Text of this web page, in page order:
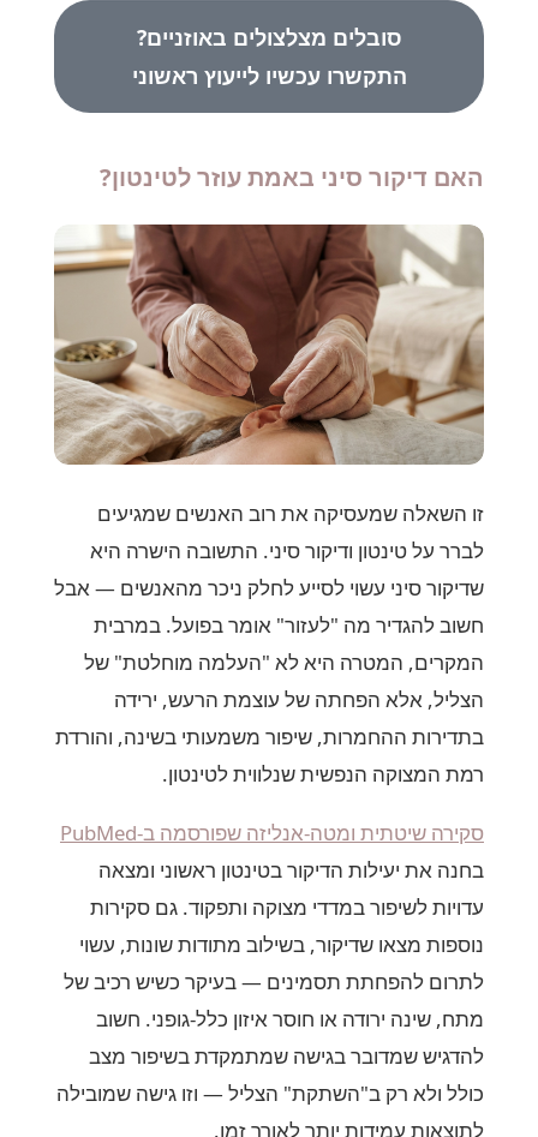
סובלים מצלצולים באוזניים?
התקשרו עכשיו לייעוץ ראשוני
האם דיקור סיני באמת עוזר לטינטון?
זו השאלה שמעסיקה את רוב האנשים שמגיעים
לברר על טינטון ודיקור סיני. התשובה הישרה היא
שדיקור סיני עשוי לסייע לחלק ניכר מהאנשים — אבל
חשוב להגדיר מה "לעזור" אומר בפועל. במרבית
המקרים, המטרה היא לא "העלמה מוחלטת" של
הצליל, אלא הפחתה של עוצמת הרעש, ירידה
בתדירות ההחמרות, שיפור משמעותי בשינה, והורדת
רמת המצוקה הנפשית שנלווית לטינטון.
סקירה שיטתית ומטה-אנליזה שפורסמה ב-PubMed
בחנה את יעילות הדיקור בטינטון ראשוני ומצאה
עדויות לשיפור במדדי מצוקה ותפקוד. גם סקירות
נוספות מצאו שדיקור, בשילוב מתודות שונות, עשוי
לתרום להפחתת תסמינים — בעיקר כשיש רכיב של
מתח, שינה ירודה או חוסר איזון כלל-גופני. חשוב
להדגיש שמדובר בגישה שמתמקדת בשיפור מצב
כולל ולא רק ב"השתקת" הצליל — וזו גישה שמובילה
לתוצאות עמידות יותר לאורך זמן.